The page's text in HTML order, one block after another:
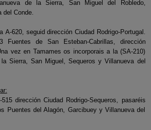
de la Sierra, San Miguel del Robledo,
del Conde.
A-620, seguid dirección Ciudad Rodrigo-Portugal.
Fuentes de San Esteban-Cabrillas, dirección
vez en Tamames os incorporais a la (SA-210)
Sierra, San Miguel, Sequeros y Villanueva del
dirección Ciudad Rodrigo-Sequeros, pasaréis
Puentes del Alagón, Garcibuey y Villanueva del